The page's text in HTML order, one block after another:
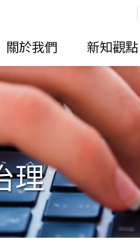
:::
關於我們 新知觀點
理